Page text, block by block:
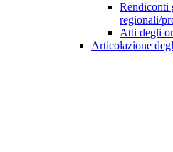
Rendiconti
regionali/
Atti degli
Articolazione